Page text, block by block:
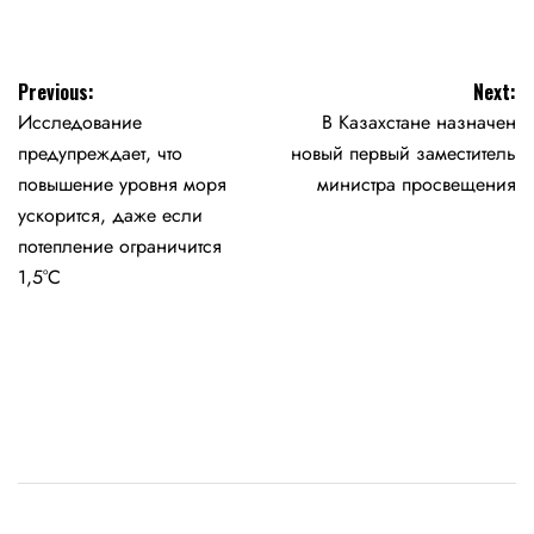
Навигация
по
записям
Previous:
Исследование
предупреждает, что
повышение уровня моря
ускорится, даже если
потепление ограничится
1,5°C
Next:
В Казахстане назначен
новый первый заместитель
министра просвещения